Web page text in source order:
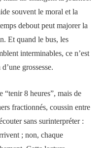
souvent le moral et la
debout peut majorer la
. Et quand le bus, les
interminables, ce n’est
grossesse.
“tenir 8 heures”, mais de
fractionnés, coussin entre
sans surinterpréter :
; non, chaque